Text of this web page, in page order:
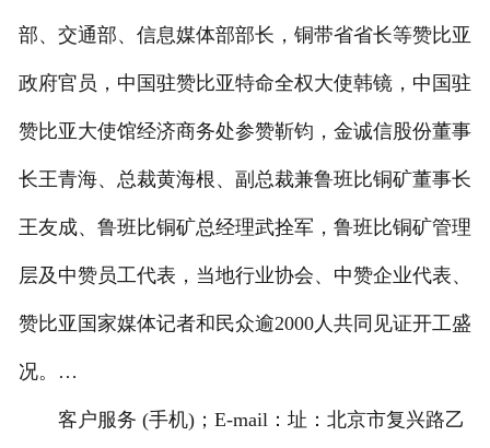
部、交通部、信息媒体部部长，铜带省省长等赞比亚
政府官员，中国驻赞比亚特命全权大使韩镜，中国驻
赞比亚大使馆经济商务处参赞靳钧，金诚信股份董事
长王青海、总裁黄海根、副总裁兼鲁班比铜矿董事长
王友成、鲁班比铜矿总经理武拴军，鲁班比铜矿管理
层及中赞员工代表，当地行业协会、中赞企业代表、
赞比亚国家媒体记者和民众逾2000人共同见证开工盛
况。…
客户服务 (手机)；E-mail：址：北京市复兴路乙